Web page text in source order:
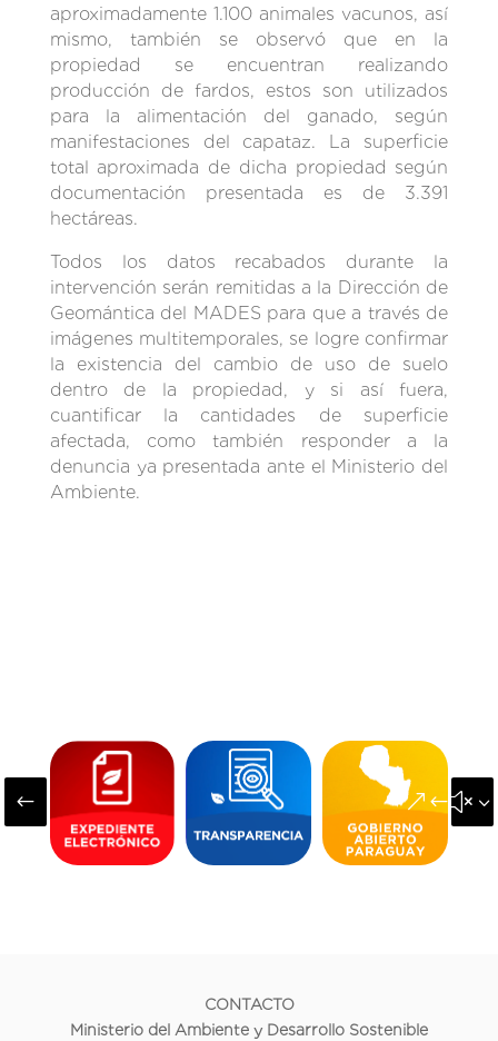
aproximadamente 1.100 animales vacunos, así
mismo, también se observó que en la
propiedad se encuentran realizando
producción de fardos, estos son utilizados
para la alimentación del ganado, según
manifestaciones del capataz. La superficie
total aproximada de dicha propiedad según
documentación presentada es de 3.391
hectáreas.
Todos los datos recabados durante la
intervención serán remitidas a la Dirección de
Geomántica del MADES para que a través de
imágenes multitemporales, se logre confirmar
la existencia del cambio de uso de suelo
dentro de la propiedad, y si así fuera,
cuantificar la cantidades de superficie
afectada, como también responder a la
denuncia ya presentada ante el Ministerio del
Ambiente.
#
CONTACTO
Ministerio del Ambiente y Desarrollo Sostenible